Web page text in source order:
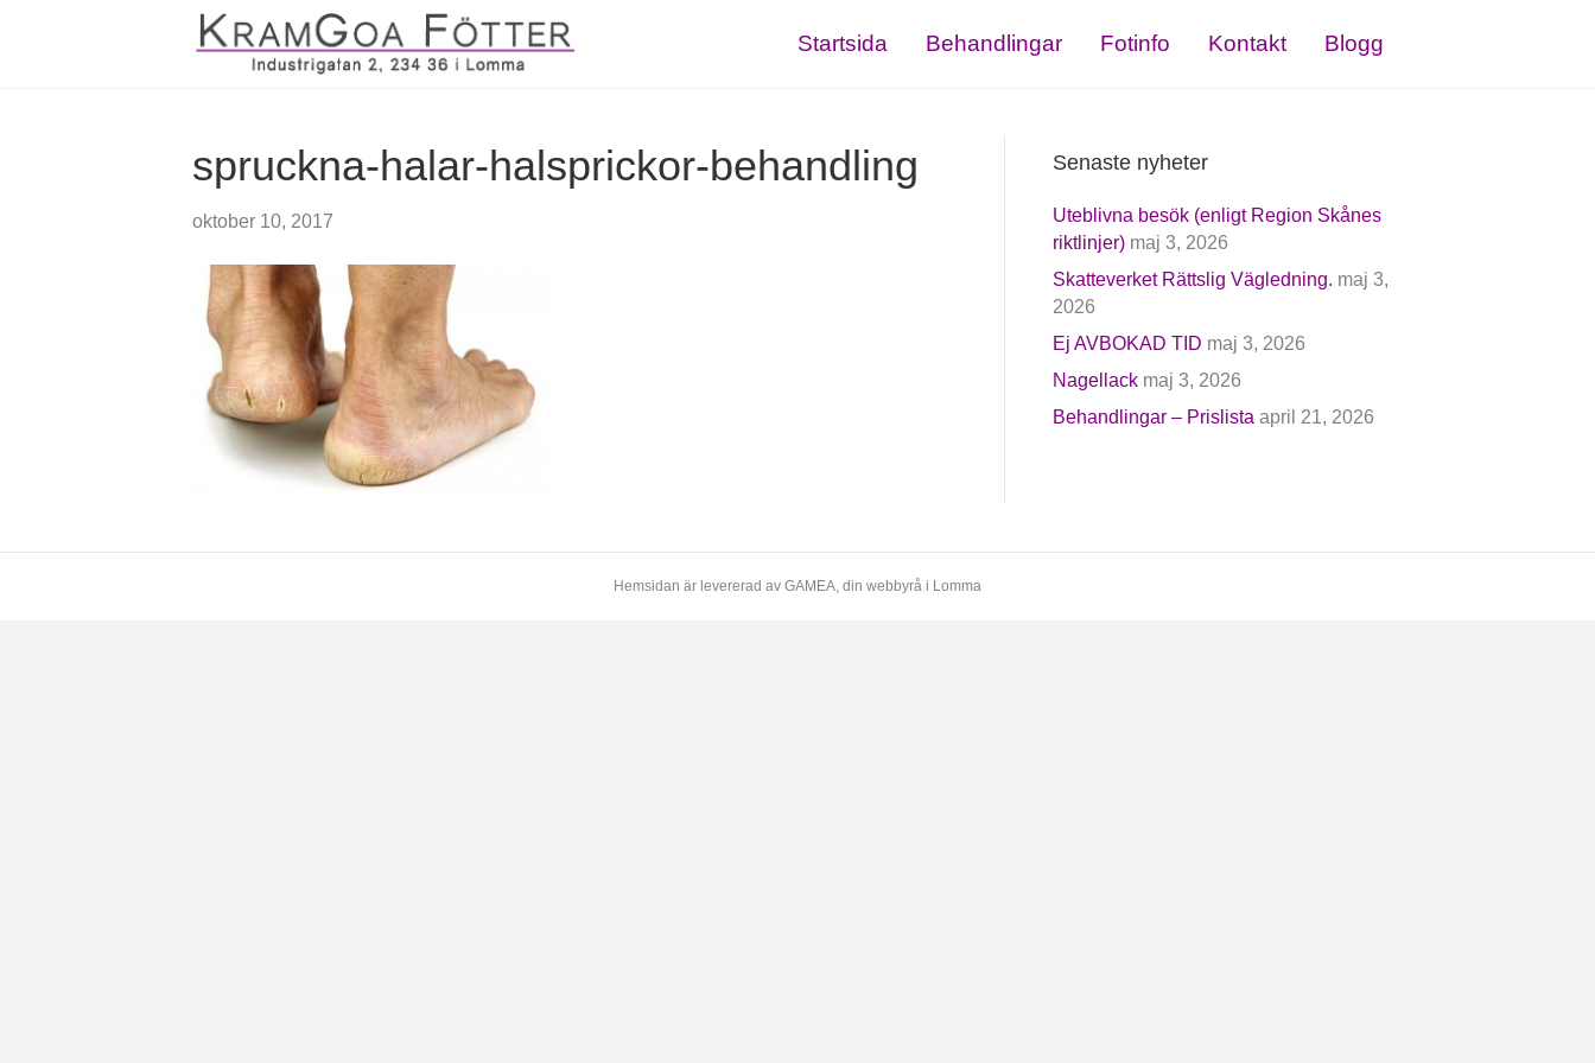
Startsida Behandlingar Fotinfo Kontakt Blogg
spruckna-halar-halsprickor-behandling
oktober 10, 2017
Senaste nyheter
Uteblivna besök (enligt Region Skånes
riktlinjer) maj 3, 2026
Skatteverket Rättslig Vägledning. maj 3,
2026
Ej AVBOKAD TID maj 3, 2026
Nagellack maj 3, 2026
Behandlingar – Prislista april 21, 2026
Hemsidan är levererad av GAMEA, din webbyrå i Lomma